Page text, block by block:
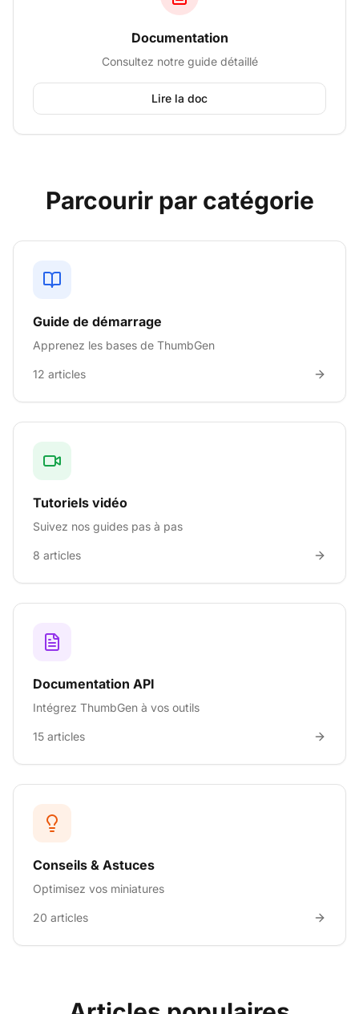
Documentation
Consultez notre guide détaillé
Lire la doc
Parcourir par catégorie
Guide de démarrage
Apprenez les bases de ThumbGen
12 articles
Tutoriels vidéo
Suivez nos guides pas à pas
8 articles
Documentation API
Intégrez ThumbGen à vos outils
15 articles
Conseils & Astuces
Optimisez vos miniatures
20 articles